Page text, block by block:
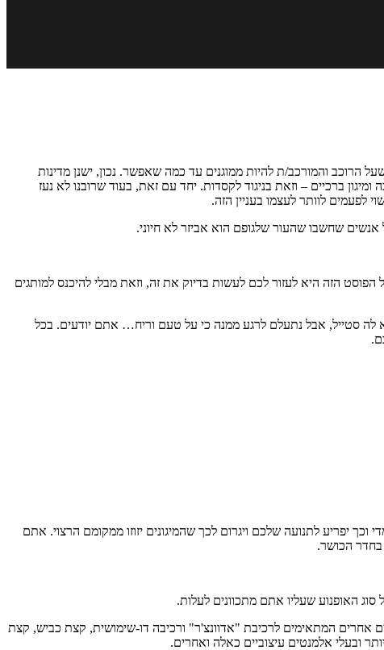
הרוכב והמורכב/ת להיות ממוגנים עד כמה שאפשר. נכון, ישנן מדינות
ברכיים – וזאת בניגוד לקסדות. יחד עם זאת, בעוד שרובנו לא נעז
לפעמים לוותר לעצמו בעניין הזה.
שחשבו שהעור שלגופם הוא אביזר לא חיוני.
הפוסט הזה היא לעזור לכם לעשות בדיוק את זה, וזאת מבלי להיכנס למותגים
לה סטייל, אבל נתעלם לרגע ממנה כי על טעם וריח… אתם יודעים. בכל
יפריע לתנועה שלכם ויגרום לכך שהמיגונים יזוזו ממקומם הרצוי. אתם
בחדר הכושר.
האופנוע שעליו אתם מתכוונים לעלות.
אחרים המתאימים לרכיבת "אדוונצ'ר" ורכיבה דו-שימושית, קצת כביש, קצת
ובעלי אלמנטים עיצוביים כאלה ואחרים.